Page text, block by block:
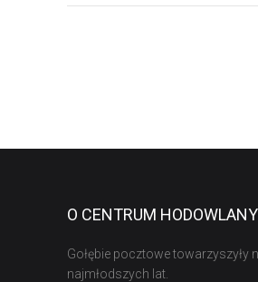
O CENTRUM
Gołębie pocztowe towarzyszyły
najmłodszych lat.